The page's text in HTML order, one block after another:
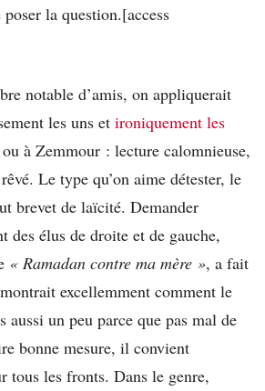
la question.[access
notable d’amis, on appliquerait
les uns et ironiquement les
à Zemmour : lecture calomnieuse,
Le type qu’on aime détester, le
brevet de laïcité. Demander
élus de droite et de gauche,
« Ramadan contre ma mère », a fait
excellemment comment le
un peu parce que pas mal de
bonne mesure, il convient
tous les fronts. Dans le genre,